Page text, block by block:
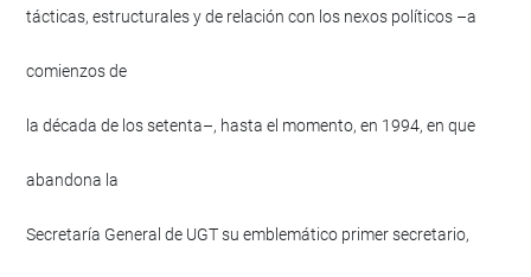
tácticas, estructurales y de relación con los nexos políticos –a
comienzos de
la década de los setenta–, hasta el momento, en 1994, en que
abandona la
Secretaría General de UGT su emblemático primer secretario,